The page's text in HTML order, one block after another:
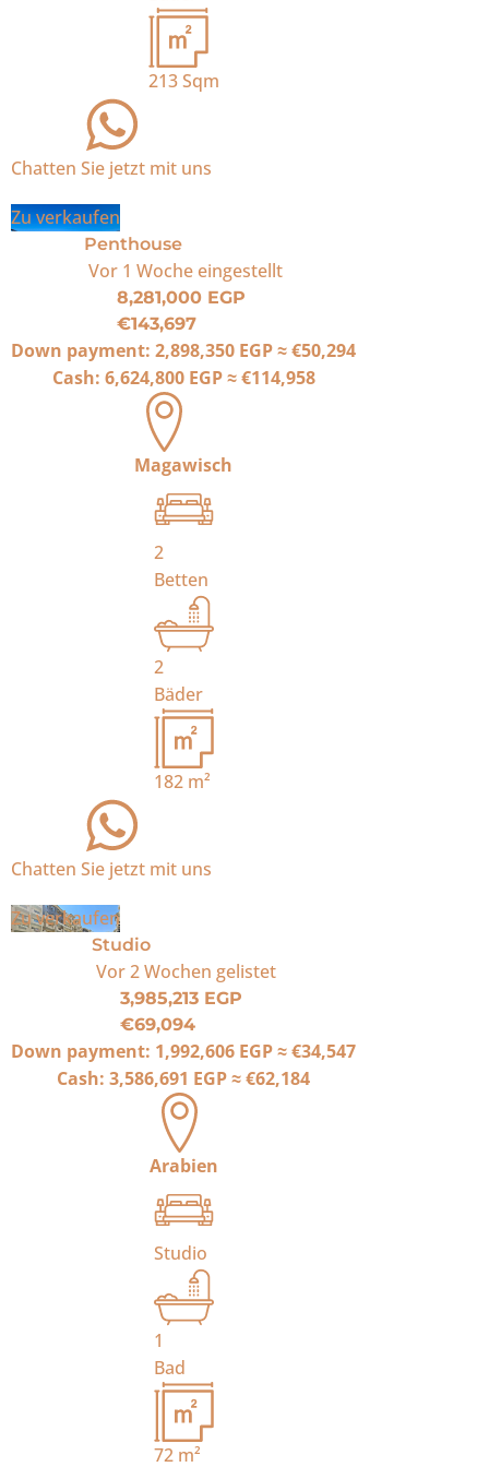
213Sqm
Chatten Sie jetzt mit uns
Zu verkaufen
Penthouse
Vor 1 Woche eingestellt
8,281,000 EGP
€143,697
Down payment: 2,898,350 EGP≈€50,294
Cash: 6,624,800 EGP≈€114,958
Magawisch
2
Betten
2
Bäder
182m²
Chatten Sie jetzt mit uns
Zu verkaufen
Studio
Vor 2 Wochen gelistet
3,985,213 EGP
€69,094
Down payment: 1,992,606 EGP≈€34,547
Cash: 3,586,691 EGP≈€62,184
Arabien
Studio
1
Bad
72m²